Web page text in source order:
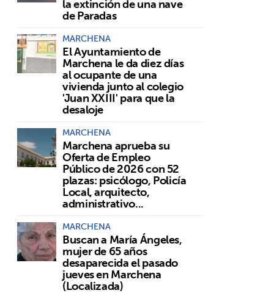
la extinción de una nave
de Paradas
MARCHENA
El Ayuntamiento de
Marchena le da diez días
al ocupante de una
vivienda junto al colegio
'Juan XXIII' para que la
desaloje
MARCHENA
Marchena aprueba su
Oferta de Empleo
Público de 2026 con 52
plazas: psicólogo, Policía
Local, arquitecto,
administrativo...
MARCHENA
Buscan a María Ángeles,
mujer de 65 años
desaparecida el pasado
jueves en Marchena
(Localizada)